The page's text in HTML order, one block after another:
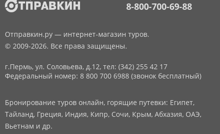
8-800-700-69-88
Отправкин.ру — интернет-магазин туров.
© 2009-2026. Все права защищены.
г.Пермь, ул. Соловьева, д.12, тел: (342) 255 42 17
Федеральный номер: 8 800 700 6988 (звонок бесплатный)
Бронирование туров онлайн, горящие путевки: Египет,
Тайланд, Греция, Индия, Кипр, Сочи, Крым, Абхазия, ОАЭ,
Вьетнам и др.